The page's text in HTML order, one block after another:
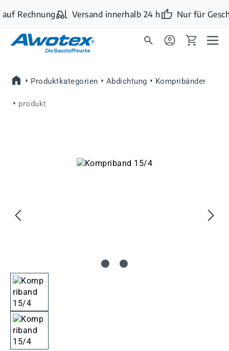
Zum Hauptinhalt springen
Rechnung Versand innerhalb 24 h Nur für
Produktkategorien Abdichtung Kompribänder
produkt
Bildergalerie überspringen